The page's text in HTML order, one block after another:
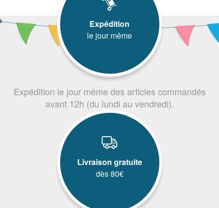
Expédition
le jour même
Expédition le jour même des articles commandés
avant 12h (du lundi au vendredi).
Livraison gratuite
dès 80€